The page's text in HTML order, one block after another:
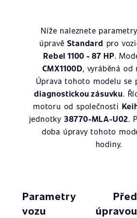
Níže naleznete
úpravěStandard pro
Rebel 1100 - 87 HP.
CMX1100D, vyráběná
Úprava tohoto modelu se
diagnostickou zásuvku.
motoru od společnosti
jednotky 38770-MLA-U02.
doba úpravy tohoto
hodiny.
Parametry
vozu
Před
úpravou